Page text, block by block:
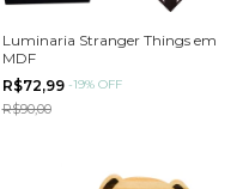
Luminaria Stranger Things em
MDF
R$72,99 -19% OFF
R$90,00